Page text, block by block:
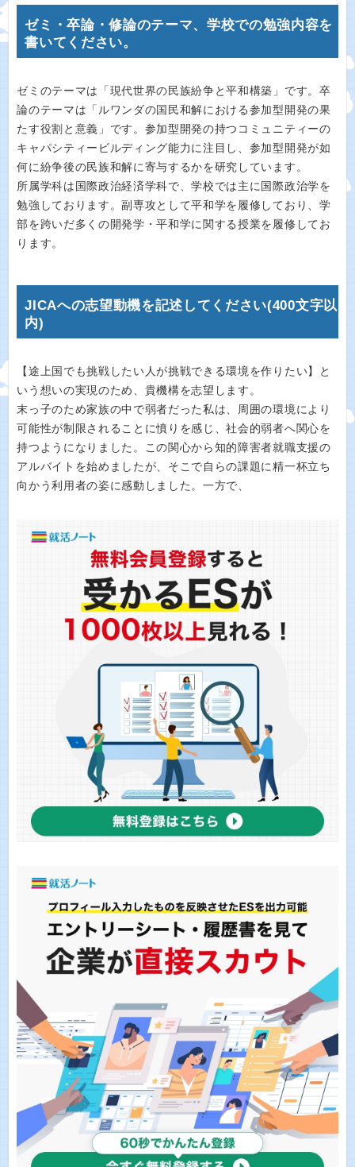
ゼミ・卒論・修論のテーマ、学校での勉強内容を
書いてください。
ゼミのテーマは「現代世界の民族紛争と平和構築」です。卒
論のテーマは「ルワンダの国民和解における参加型開発の果
たす役割と意義」です。参加型開発の持つコミュニティーの
キャパシティービルディング能力に注目し、参加型開発が如
何に紛争後の民族和解に寄与するかを研究しています。
所属学科は国際政治経済学科で、学校では主に国際政治学を
勉強しております。副専攻として平和学を履修しており、学
部を跨いだ多くの開発学・平和学に関する授業を履修してお
ります。
JICAへの志望動機を記述してください(400文字以
内)
【途上国でも挑戦したい人が挑戦できる環境を作りたい】と
いう想いの実現のため、貴機構を志望します。
末っ子のため家族の中で弱者だった私は、周囲の環境により
可能性が制限されることに憤りを感じ、社会的弱者へ関心を
持つようになりました。この関心から知的障害者就職支援の
アルバイトを始めましたが、そこで自らの課題に精一杯立ち
向かう利用者の姿に感動しました。一方で、